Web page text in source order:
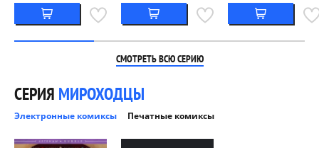
СМОТРЕТЬ ВСЮ СЕРИЮ
СЕРИЯ МИРОХОДЦЫ
Электронные комиксы Печатные комиксы